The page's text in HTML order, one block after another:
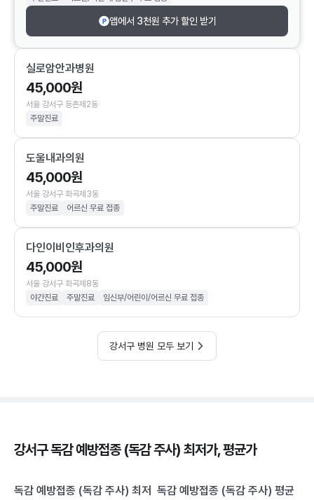
앱에서 3천원 추가 할인 받기
실로암안과병원
45,000원
서울 강서구 등촌제2동
주말진료
도울내과의원
45,000원
서울 강서구 화곡제3동
주말진료
어르신 무료 접종
다인이비인후과의원
45,000원
서울 강서구 화곡제8동
야간진료
주말진료 임신부/어린이/어르신 무료 접종
강서구 병원 모두 보기
강서구 독감 예방접종 (독감 주사) 최저가, 평균가
독감 예방접종 (독감 주사) 최저 독감 예방접종 (독감 주사) 평균